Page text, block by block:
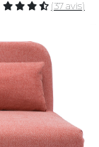
(37 avis)